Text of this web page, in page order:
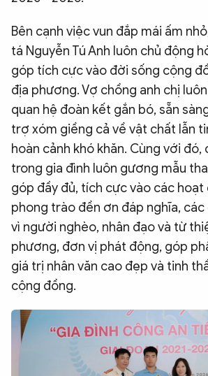
Bên cạnh việc vun đắp mái ấm
tá Nguyễn Tú Anh luôn chủ động
góp tích cực vào đời sống cộng
địa phương. Vợ chồng anh chị
quan hệ đoàn kết gắn bó, sẵn
trợ xóm giềng cả về vật chất lẫn
hoàn cảnh khó khăn. Cùng với đó,
trong gia đình luôn gương mẫu
góp đầy đủ, tích cực vào các hoạt
phong trào đền ơn đáp nghĩa, các
vì người nghèo, nhân đạo và từ
phương, đơn vị phát động, góp
giá trị nhân văn cao đẹp và tinh
cộng đồng.